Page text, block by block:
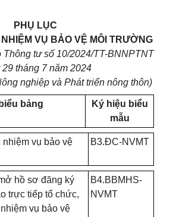
PHỤ LỤC
VỤ BẢO VỆ MÔI TRƯỜNG
Thông tư số 10/2024/TT-BNNPTNT
29 tháng 7 năm 2024
nghiệp và Phát triển nông thôn)
bảng
Ký hiệu biểu
mẫu
vụ bảo vệ
B3.ĐC-NVMT
hồ sơ đăng ký
trực tiếp tổ chức,
vụ bảo vệ
B4.BBMHS-
NVMT